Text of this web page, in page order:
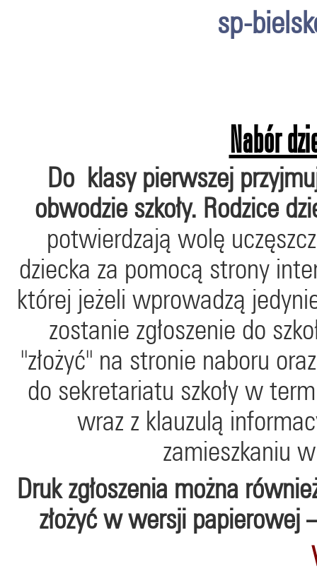
sp-
Nabór
Do klasy pierwszej
obwodzie szkoły. Rodzice
potwierdzają wolę
dziecka za pomocą strony
której jeżeli wprowadzą
zostanie zgłoszenie do
"złożyć" na stronie naboru
do sekretariatu szkoły w
wraz z klauzulą
zamieszkaniu
Druk zgłoszenia można
złożyć w wersji